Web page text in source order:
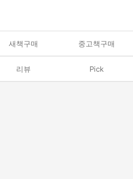
새책구매 중고책구매
리뷰 Pick